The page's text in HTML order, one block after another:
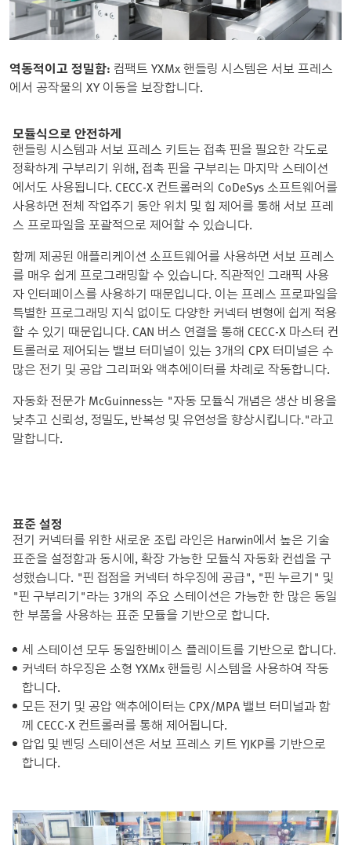
역동적이고 정밀함: 컴팩트 YXMx 핸들링 시스템은 서보 프레스
에서 공작물의 XY 이동을 보장합니다.
모듈식으로 안전하게
핸들링 시스템과 서보 프레스 키트는 접촉 핀을 필요한 각도로
정확하게 구부리기 위해, 접촉 핀을 구부리는 마지막 스테이션
에서도 사용됩니다. CECC-X 컨트롤러의 CoDeSys 소프트웨어를
사용하면 전체 작업주기 동안 위치 및 힘 제어를 통해 서보 프레
스 프로파일을 포괄적으로 제어할 수 있습니다.
함께 제공된 애플리케이션 소프트웨어를 사용하면 서보 프레스
를 매우 쉽게 프로그래밍할 수 있습니다. 직관적인 그래픽 사용
자 인터페이스를 사용하기 때문입니다. 이는 프레스 프로파일을
특별한 프로그래밍 지식 없이도 다양한 커넥터 변형에 쉽게 적용
할 수 있기 때문입니다. CAN 버스 연결을 통해 CECC-X 마스터 컨
트롤러로 제어되는 밸브 터미널이 있는 3개의 CPX 터미널은 수
많은 전기 및 공압 그리퍼와 액추에이터를 차례로 작동합니다.
자동화 전문가 McGuinness는 "자동 모듈식 개념은 생산 비용을
낮추고 신뢰성, 정밀도, 반복성 및 유연성을 향상시킵니다."라고
말합니다.
표준 설정
전기 커넥터를 위한 새로운 조립 라인은 Harwin에서 높은 기술
표준을 설정함과 동시에, 확장 가능한 모듈식 자동화 컨셉을 구
성했습니다. "핀 접점을 커넥터 하우징에 공급", "핀 누르기" 및
"핀 구부리기"라는 3개의 주요 스테이션은 가능한 한 많은 동일
한 부품을 사용하는 표준 모듈을 기반으로 합니다.
세 스테이션 모두 동일한베이스 플레이트를 기반으로 합니다.
커넥터 하우징은 소형 YXMx 핸들링 시스템을 사용하여 작동
합니다.
모든 전기 및 공압 액추에이터는 CPX/MPA 밸브 터미널과 함
께 CECC-X 컨트롤러를 통해 제어됩니다.
압입 및 벤딩 스테이션은 서보 프레스 키트 YJKP를 기반으로
합니다.